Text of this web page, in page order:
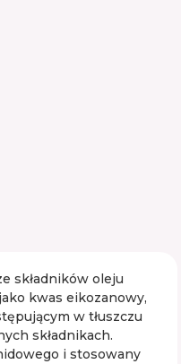
składników oleju
kwas eikozanowy,
w tłuszczu
składnikach.
i stosowany